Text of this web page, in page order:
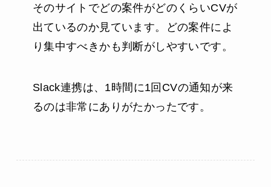
そのサイトでどの案件がどのくらいCVが
出ているのか見ています。どの案件によ
り集中すべきかも判断がしやすいです。
Slack連携は、1時間に1回CVの通知が来
るのは非常にありがたかったです。